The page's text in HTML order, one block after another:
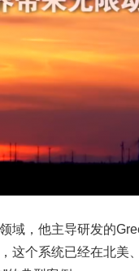
域，他主导研发的
这个系统已经在北美